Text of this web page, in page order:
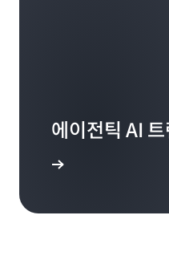
에이전틱 AI